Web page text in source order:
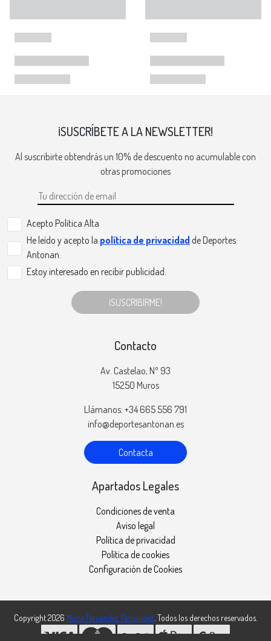
¡SUSCRÍBETE A LA NEWSLETTER!
Al suscribirte obtendrás un 10% de descuento no acumulable con
otras promociones
Acepto Politica Alta
He leído y acepto la política de privacidad de Deportes
Antonan.
Estoy interesado en recibir publicidad.
¡SUSCRIBIRME!
Contacto
Av. Castelao, Nº 93
15250 Muros
Llámanos: +34 665 556 791
info@deportesantonan.es
Contacta
Apartados Legales
Condiciones de venta
Aviso legal
Política de privacidad
Política de cookies
Configuración de Cookies
Copyright 2026 María Fernández Fernández . Todos los derechos reservados.